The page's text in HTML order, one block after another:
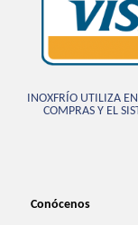
INOXFRÍO UTILIZA
COMPRAS Y EL
Conócenos